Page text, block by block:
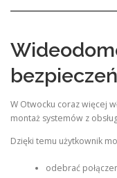
W Otwocku coraz więcej
montaż systemów z
Dzięki temu użytkownik
odebrać